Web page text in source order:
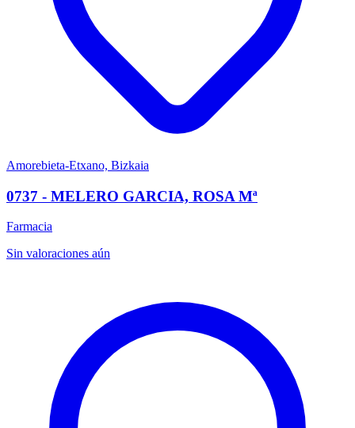
Amorebieta-Etxano, Bizkaia
0737 - MELERO GARCIA, ROSA Mª
Farmacia
Sin valoraciones aún